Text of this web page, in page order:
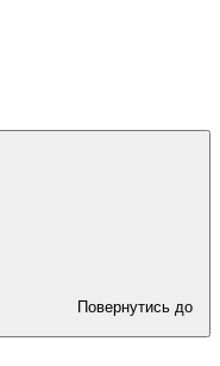
Повернутись до